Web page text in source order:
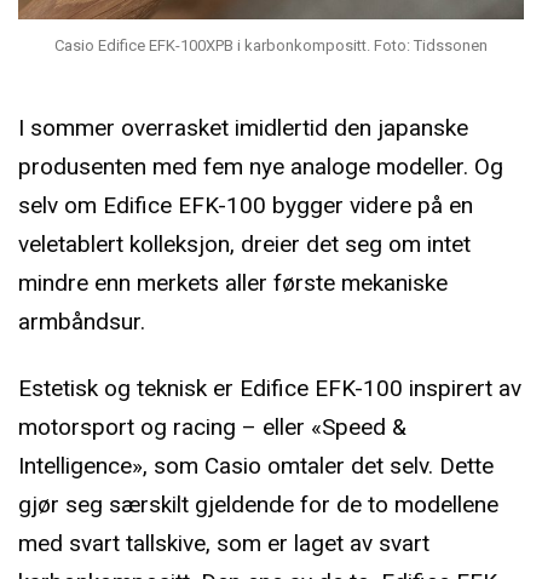
Casio Edifice EFK-100XPB i karbonkompositt. Foto: Tidssonen
I sommer overrasket imidlertid den japanske
produsenten med fem nye analoge modeller. Og
selv om Edifice EFK-100 bygger videre på en
veletablert kolleksjon, dreier det seg om intet
mindre enn merkets aller første mekaniske
armbåndsur.
Estetisk og teknisk er Edifice EFK-100 inspirert av
motorsport og racing – eller «Speed &
Intelligence», som Casio omtaler det selv. Dette
gjør seg særskilt gjeldende for de to modellene
med svart tallskive, som er laget av svart